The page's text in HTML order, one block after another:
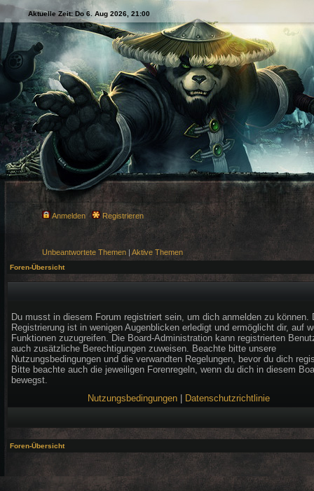
Aktuelle Zeit: Do 6. Aug 2026, 21:00
Anmelden Registrieren
Unbeantwortete Themen | Aktive Themen
Foren-Übersicht
Du musst in diesem Forum registriert sein, um dich anmelden zu können.
Registrierung ist in wenigen Augenblicken erledigt und ermöglicht dir, auf
Funktionen zuzugreifen. Die Board-Administration kann registrierten
auch zusätzliche Berechtigungen zuweisen. Beachte bitte unsere
Nutzungsbedingungen und die verwandten Regelungen, bevor du dich
Bitte beachte auch die jeweiligen Forenregeln, wenn du dich in diesem
bewegst.
Nutzungsbedingungen
Datenschutzrichtlinie
Foren-Übersicht